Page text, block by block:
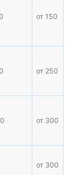
от 150
от 250
от 300
от 300